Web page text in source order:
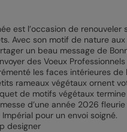
est l’occasion de
Avec son motif de nature
un beau message de
des Voeux
les faces intérieures de
rameaux végétaux ornent
de motifs végétaux
d’une année 2026
pour un envoi soigné.
designer